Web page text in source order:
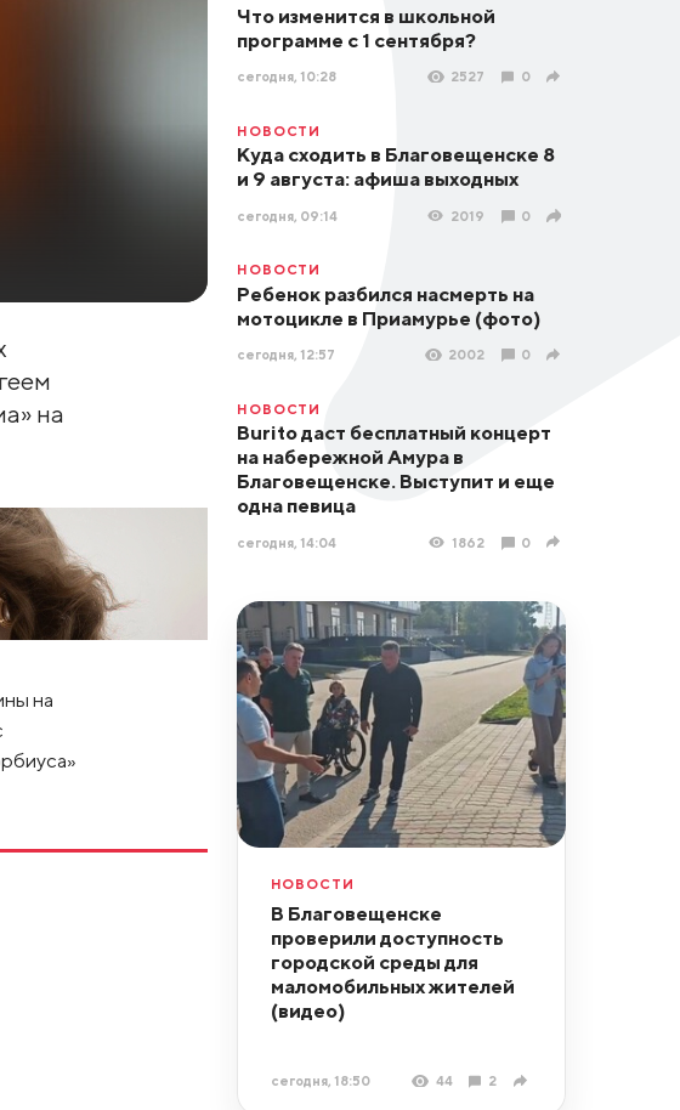
на
на
Что изменится в школьной
программе с 1 сентября?
сегодня, 10:28 2527 0
НОВОСТИ
Куда сходить в Благовещенске 8
и 9 августа: афиша выходных
сегодня, 09:14 2019 0
НОВОСТИ
Ребенок разбился насмерть на
мотоцикле в Приамурье (фото)
сегодня, 12:57 2002 0
НОВОСТИ
Burito даст бесплатный концерт
на набережной Амура в
Благовещенске. Выступит и еще
одна певица
сегодня, 14:04 1862 0
НОВОСТИ
В Благовещенске
проверили доступность
городской среды для
маломобильных жителей
(видео)
сегодня, 18:50 44 2